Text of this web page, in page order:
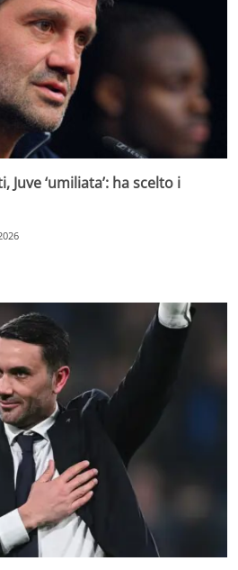
Juve ‘umiliata’: ha scelto i